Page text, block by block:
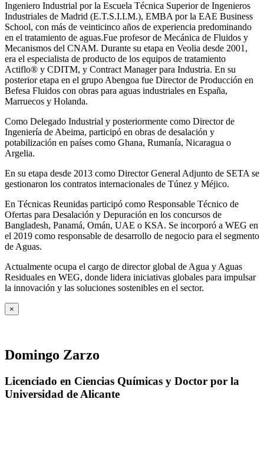
Ingeniero Industrial por la Escuela Técnica Superior de Ingenieros
Industriales de Madrid (E.T.S.I.I.M.), EMBA por la EAE Business
School, con más de veinticinco años de experiencia predominando
en el tratamiento de aguas.Fue profesor de Mecánica de Fluidos y
Mecanismos del CNAM. Durante su etapa en Veolia desde 2001,
era el especialista de producto de los equipos de tratamiento
Actiflo® y CDITM, y Contract Manager para Industria. En su
posterior etapa en el grupo Abengoa fue Director de Producción en
Befesa Fluidos con obras para aguas industriales en España,
Marruecos y Holanda.
Como Delegado Industrial y posteriormente como Director de
Ingeniería de Abeima, participó en obras de desalación y
potabilización en países como Ghana, Rumanía, Nicaragua o
Argelia.
En su etapa desde 2013 como Director General Adjunto de SETA se
gestionaron los contratos internacionales de Túnez y Méjico.
En Técnicas Reunidas participó como Responsable Técnico de
Ofertas para Desalación y Depuración en los concursos de
Bangladesh, Panamá, Omán, UAE o KSA. Se incorporó a WEG en
el 2019 como responsable de desarrollo de negocio para el segmento
de Aguas.
Actualmente ocupa el cargo de director global de Agua y Aguas
Residuales en WEG, donde lidera iniciativas globales para impulsar
la innovación y las soluciones sostenibles en el sector.
×
Domingo Zarzo
Licenciado en Ciencias Químicas y Doctor por la
Universidad de Alicante